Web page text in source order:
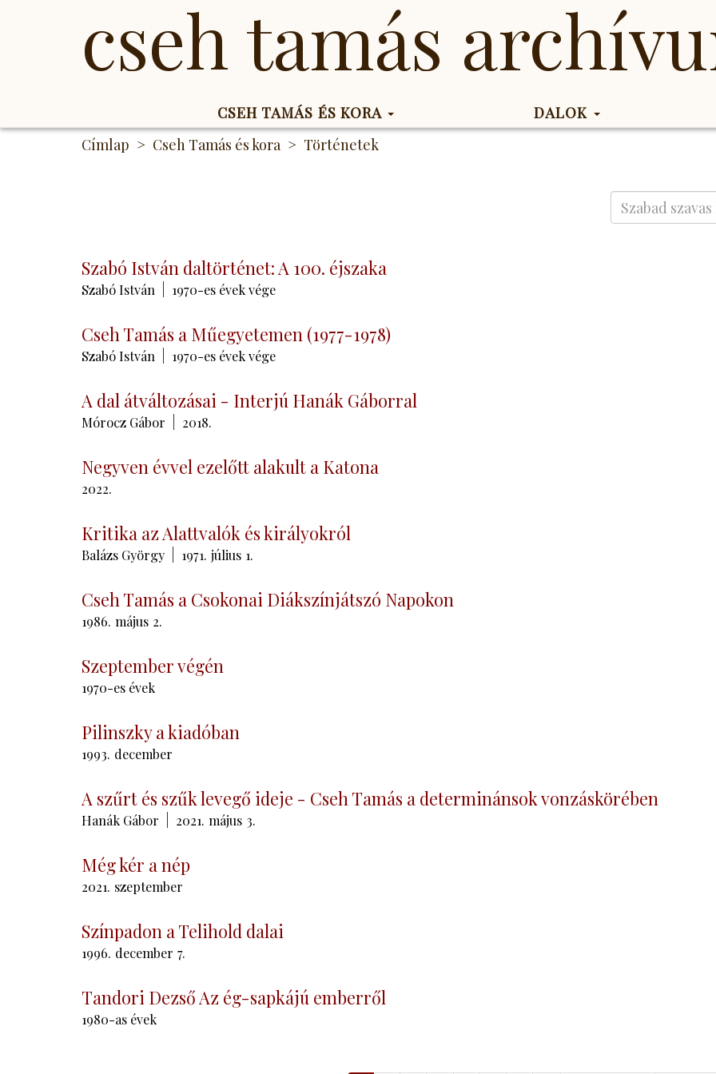
cseh tamás
CSEH TAMÁS ÉS KORA DALOK
Címlap
Cseh Tamás és kora Történetek
Szabó István daltörténet: A 100. éjszaka
Szabó István 1970-es évek vége
Cseh Tamás a Műegyetemen (1977-1978)
Szabó István 1970-es évek vége
A dal átváltozásai - Interjú Hanák Gáborral
Mórocz Gábor 2018.
Negyven évvel ezelőtt alakult a Katona
2022.
Kritika az Alattvalók és királyokról
Balázs György 1971. július 1.
Cseh Tamás a Csokonai Diákszínjátszó Napokon
1986. május 2.
Szeptember végén
1970-es évek
Pilinszky a kiadóban
1993. december
A szűrt és szűk levegő ideje - Cseh Tamás a determinánsok vonzáskörében
Hanák Gábor 2021. május 3.
Még kér a nép
2021. szeptember
Színpadon a Telihold dalai
1996. december 7.
Tandori Dezső Az ég-sapkájú emberről
1980-as évek